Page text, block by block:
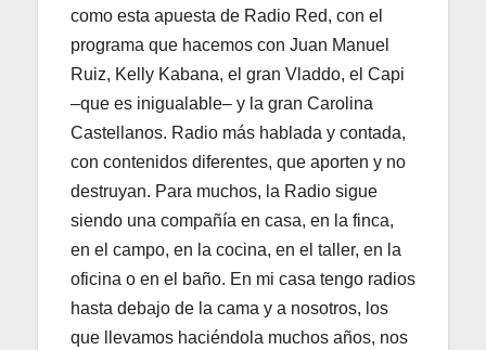
como esta apuesta de Radio Red, con el
programa que hacemos con Juan Manuel
Ruiz, Kelly Kabana, el gran Vladdo, el Capi
–que es inigualable– y la gran Carolina
Castellanos. Radio más hablada y contada,
con contenidos diferentes, que aporten y no
destruyan. Para muchos, la Radio sigue
siendo una compañía en casa, en la finca,
en el campo, en la cocina, en el taller, en la
oficina o en el baño. En mi casa tengo radios
hasta debajo de la cama y a nosotros, los
que llevamos haciéndola muchos años, nos